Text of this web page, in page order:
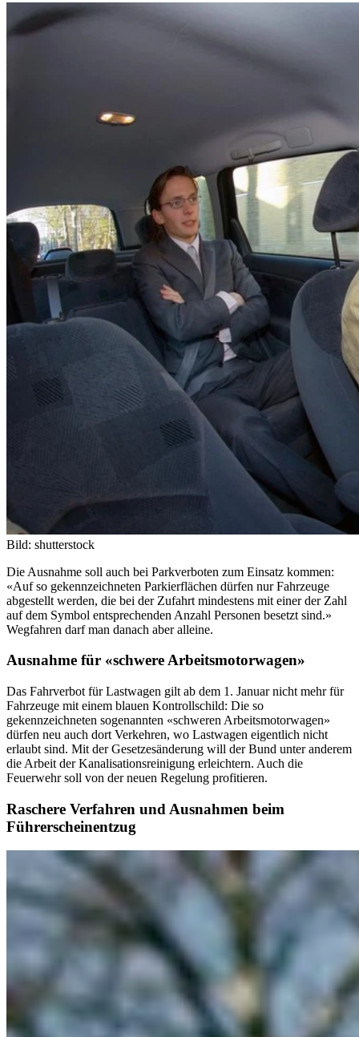
Bild: shutterstock
Die Ausnahme soll auch bei Parkverboten zum Einsatz kommen:
«Auf so gekennzeichneten Parkierflächen dürfen nur Fahrzeuge
abgestellt werden, die bei der Zufahrt mindestens mit einer der Zahl
auf dem Symbol entsprechenden Anzahl Personen besetzt sind.»
Wegfahren darf man danach aber alleine.
Ausnahme für «schwere Arbeitsmotorwagen»
Das Fahrverbot für Lastwagen gilt ab dem 1. Januar nicht mehr für
Fahrzeuge mit einem blauen Kontrollschild: Die so
gekennzeichneten sogenannten «schweren Arbeitsmotorwagen»
dürfen neu auch dort Verkehren, wo Lastwagen eigentlich nicht
erlaubt sind. Mit der Gesetzesänderung will der Bund unter anderem
die Arbeit der Kanalisationsreinigung erleichtern. Auch die
Feuerwehr soll von der neuen Regelung profitieren.
Raschere Verfahren und Ausnahmen beim
Führerscheinentzug